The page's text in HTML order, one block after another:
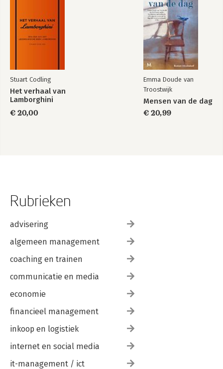
Stuart Codling
Het verhaal van
Lamborghini
€ 20,00
Emma Doude van
Troostwijk
Mensen van de dag
€ 20,99
Rubrieken
advisering
algemeen management
coaching en trainen
communicatie en media
economie
financieel management
inkoop en logistiek
internet en social media
it-management / ict